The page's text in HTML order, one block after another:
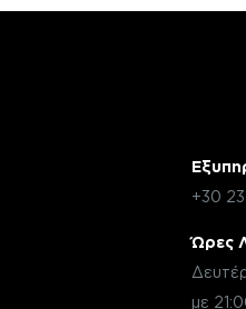
+30
Ώρες
με